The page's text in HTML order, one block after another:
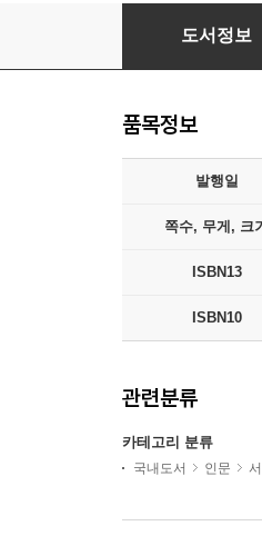
내 언어의 한계
도서정보
품목정보
발행일
쪽수, 무게, 크기
ISBN13
ISBN10
관련분류
카테고리 분류
국내도서 인문